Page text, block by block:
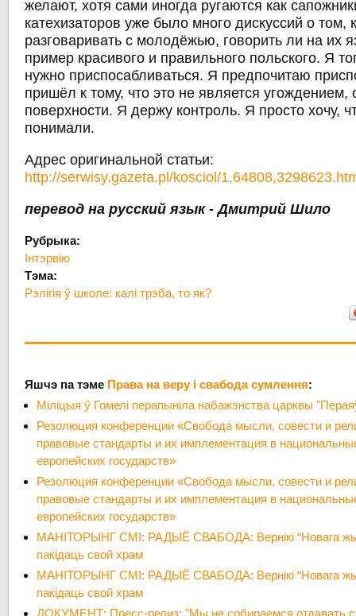
желают, хотя сами иногда ругаются как
катехизаторов уже было много дискуссий о том,
разговаривать с молодёжью, говорить ли на их
пример красивого и правильного польского. Я
нужно приспосабливаться. Я предпочитаю
пришёл к тому, что это не является угождением,
поверхности. Я держу контроль. Я просто хочу,
понимали.
Адрес оригинальной статьи:
http://serwisy.gazeta.pl/kosciol/
перевод на русский язык - Дмитрий Шило
Рубрыка:
Інтэрвію
Тэма:
Рэлігія ў школе: калі трэба, то як?
Яшчэ па тэме Права на веру і свабода сумлення:
Міліцыя ў Гомелі перапыніла набажэнства царквы
Резолюция конференции «Свобода мысли, совести и
правовые стандарты и их имплементация в
европейских государств»
Резолюция конференции «Свобода мысли, совести и
правовые стандарты и их имплементация в
европейских государств»
МАНІТОРЫНГ СМІ: РАДЫЁ СВАБОДА: Вернікі “Новага
пакідаць свой храм
МАНІТОРЫНГ СМІ: РАДЫЁ СВАБОДА: Вернікі “Новага
пакідаць свой храм